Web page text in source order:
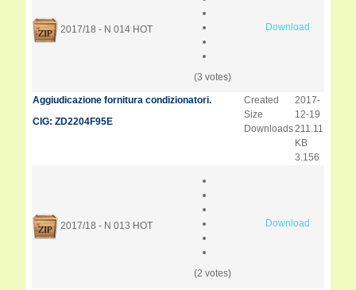
2017/18 - N 014 HOT
(3 votes)
Download
Aggiudicazione fornitura condizionatori.
CIG: ZD2204F95E
Created
Size
Downloads
2017-
12-19
211.11
KB
3.156
2017/18 - N 013 HOT
(2 votes)
Download